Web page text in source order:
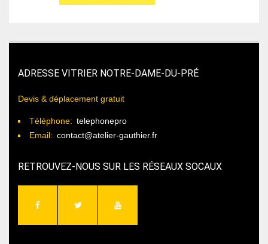
ADRESSE VITRIER NOTRE-DAME-DU-PRÉ
Devis & déplacement gratuit
Téléphone: telephonepro
Email: contact@atelier-gauthier.fr
RETROUVEZ-NOUS SUR LES RÉSEAUX SOCAUX